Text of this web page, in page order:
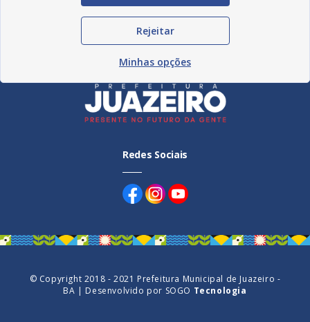
Redes Sociais
© Copyright 2018 - 2021 Prefeitura Municipal de Juazeiro -
BA | Desenvolvido por SOGO Tecnologia
Rejeitar
Minhas opções